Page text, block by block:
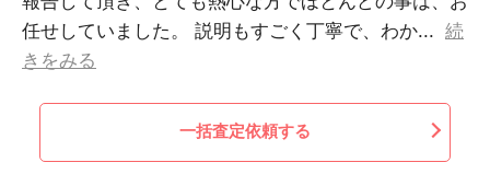
任せしていました。 説明もすごく丁寧で、わか... 続
きをみる
一括査定依頼する